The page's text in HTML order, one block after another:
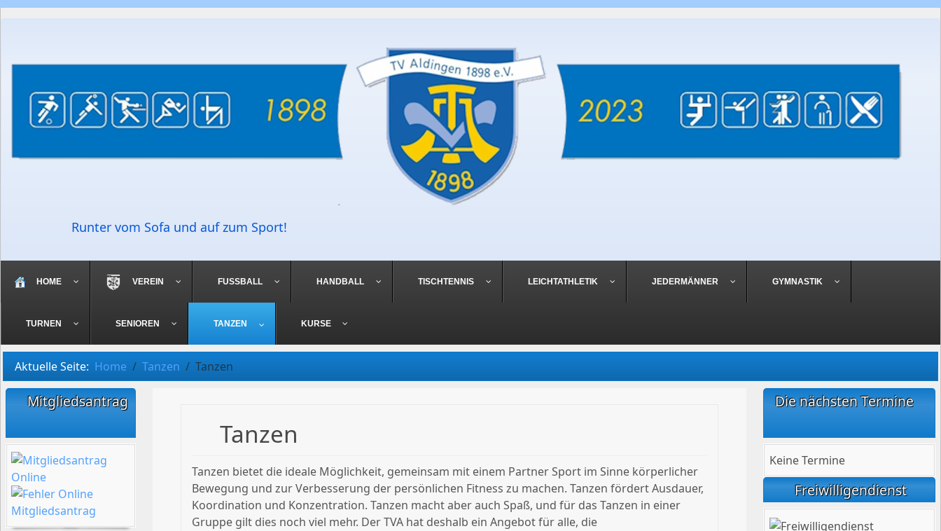
Runter vom Sofa und auf zum Sport!
HOME VEREIN FUSSBALL HANDBALL TISCHTENNIS LEICHTATHLETIK JEDERMÄNNER GYMNASTIK
TURNEN SENIOREN TANZEN KURSE
Aktuelle Seite: Home Tanzen Tanzen
Mitgliedsantrag Die nächsten Termine
Keine Termine
Freiwilligendienst
Tanzen
Tanzen bietet die ideale Möglichkeit, gemeinsam mit einem Partner Sport im Sinne körperlicher
Bewegung und zur Verbesserung der persönlichen Fitness zu machen. Tanzen fördert Ausdauer,
Koordination und Konzentration. Tanzen macht aber auch Spaß, und für das Tanzen in einer
Gruppe gilt dies noch viel mehr. Der TVA hat deshalb ein Angebot für alle, die